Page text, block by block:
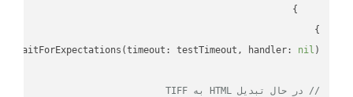
}
.waitForExpectations(timeout: testTimeout, handler: nil
// در حال تبدیل HTML به TIFF